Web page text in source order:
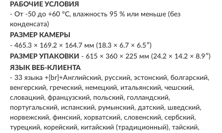
РАБОЧИЕ УСЛОВИЯ
- От -50 до +60 °C, влажность 95 % или меньше (без
конденсата)
РАЗМЕР КАМЕРЫ
- 465.3 × 169.2 × 164.7 мм (18.3 × 6.7 × 6.5″)
РАЗМЕР УПАКОВКИ - 615 × 360 × 225 мм (24.2 × 14.2 × 8.9″)
ЯЗЫК ВЕБ-КЛИЕНТА
- 33 языка +[br]+Английский, русский, эстонский, болгарский,
венгерский, греческий, немецкий, итальянский, чешский,
словацкий, французский, польский, голландский,
португальский, испанский, румынский, датский, шведский,
норвежский, финский, хорватский, словенский, сербский,
турецкий, корейский, китайский (традиционный), тайский,